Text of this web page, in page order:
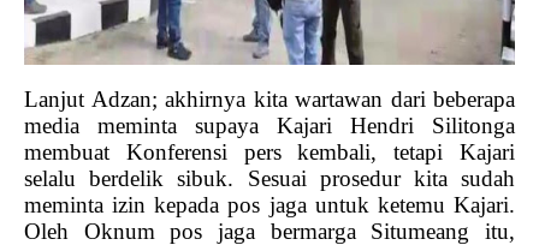
Lanjut Adzan; akhirnya kita wartawan dari beberapa
media meminta supaya Kajari Hendri Silitonga
membuat Konferensi pers kembali, tetapi Kajari
selalu berdelik sibuk. Sesuai prosedur kita sudah
meminta izin kepada pos jaga untuk ketemu Kajari.
Oleh Oknum pos jaga bermarga Situmeang itu,